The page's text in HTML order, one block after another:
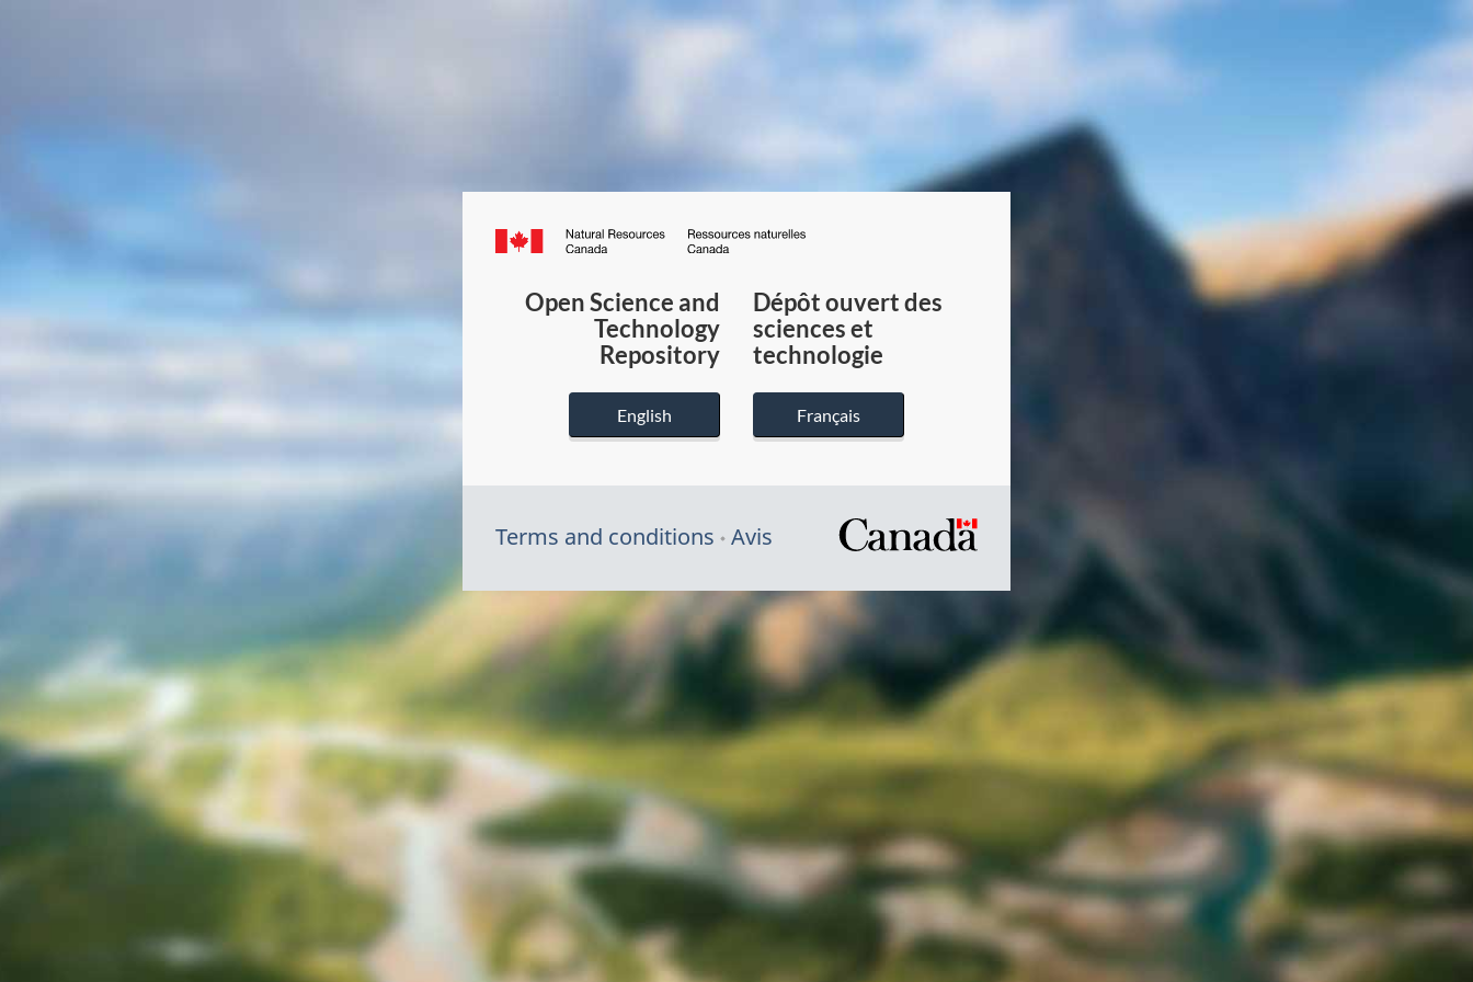
Canada.ca
du
Canada
Open Science and
Technology
Repository
English
Dépôt ouvert des
sciences et
technologie
Français
Terms and conditions Avis
/
gouvernement
du